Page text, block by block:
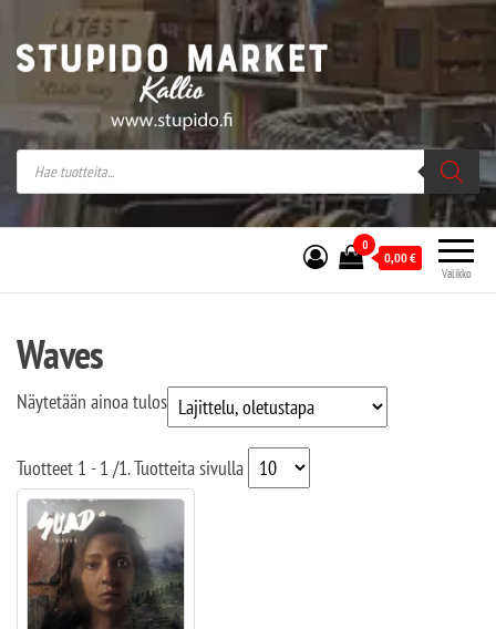
Stupido Market – verkossa ja kivijalassa
Stupido Market on vaihtoehtomusaan
erikoistunut verkko- sekä
kivijalkakauppa Helsingissä Kallion
sydämessä.
Valikko
0
0,00€
Waves
Näytetään ainoa tulos
Tuotteet 1 - 1 /1. Tuotteita sivulla